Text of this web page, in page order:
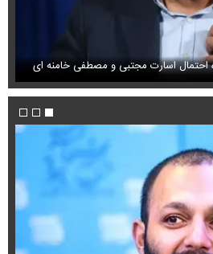
احتمال اسارت مجتبی و مصطفی خامنه ای